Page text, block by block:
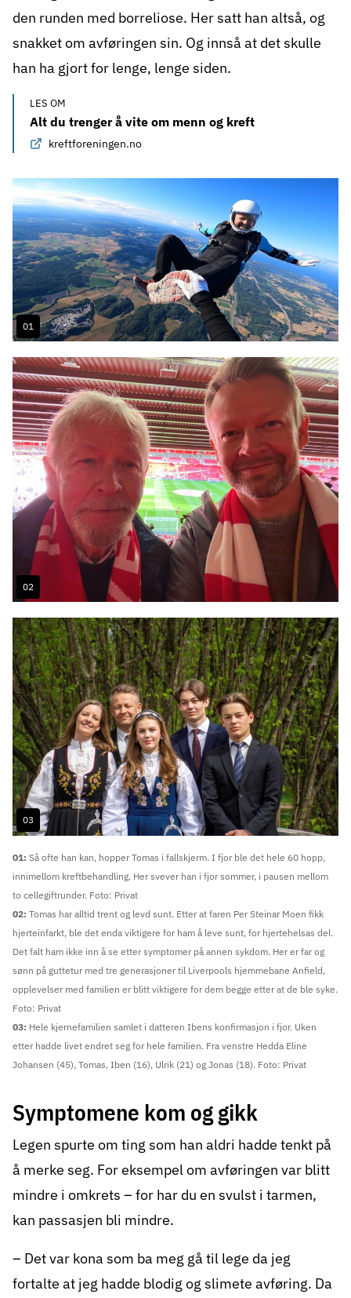
den runden med borreliose. Her satt han altså, og
snakket om avføringen sin. Og innså at det skulle
han ha gjort for lenge, lenge siden.
LES OM
Alt du trenger å vite om menn og kreft
kreftforeningen.no
Gallery
1
Image
01
Gallery
1
Image
02
Gallery
1
Image
03
01: Så ofte han kan, hopper Tomas i fallskjerm. I fjor ble det hele 60 hopp,
innimellom kreftbehandling. Her svever han i fjor sommer, i pausen mellom
to cellegiftrunder. Foto: Privat
02: Tomas har alltid trent og levd sunt. Etter at faren Per Steinar Moen fikk
hjerteinfarkt, ble det enda viktigere for ham å leve sunt, for hjertehelsas del.
Det falt ham ikke inn å se etter symptomer på annen sykdom. Her er far og
sønn på guttetur med tre generasjoner til Liverpools hjemmebane Anfield,
opplevelser med familien er blitt viktigere for dem begge etter at de ble syke.
Foto: Privat
03: Hele kjernefamilien samlet i datteren Ibens konfirmasjon i fjor. Uken
etter hadde livet endret seg for hele familien. Fra venstre Hedda Eline
Johansen (45), Tomas, Iben (16), Ulrik (21) og Jonas (18). Foto: Privat
Symptomene kom og gikk
Legen spurte om ting som han aldri hadde tenkt på
å merke seg. For eksempel om avføringen var blitt
mindre i omkrets – for har du en svulst i tarmen,
kan passasjen bli mindre.
– Det var kona som ba meg gå til lege da jeg
fortalte at jeg hadde blodig og slimete avføring. Da